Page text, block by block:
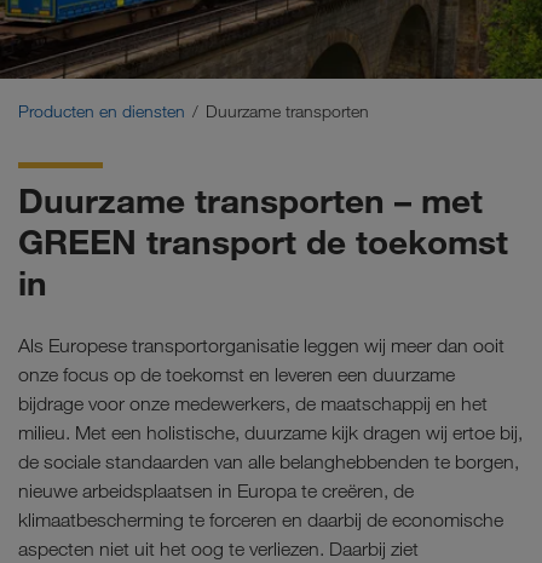
Duurzame transporten
Brancheoplossingen
Producten en diensten Duurzame transporten
Duurzame transporten – met
GREEN transport de toekomst
in
Als Europese transportorganisatie leggen wij meer dan ooit
onze focus op de toekomst en leveren een duurzame
bijdrage voor onze medewerkers, de maatschappij en het
milieu. Met een holistische, duurzame kijk dragen wij ertoe bij,
de sociale standaarden van alle belanghebbenden te borgen,
nieuwe arbeidsplaatsen in Europa te creëren, de
klimaatbescherming te forceren en daarbij de economische
aspecten niet uit het oog te verliezen. Daarbij ziet